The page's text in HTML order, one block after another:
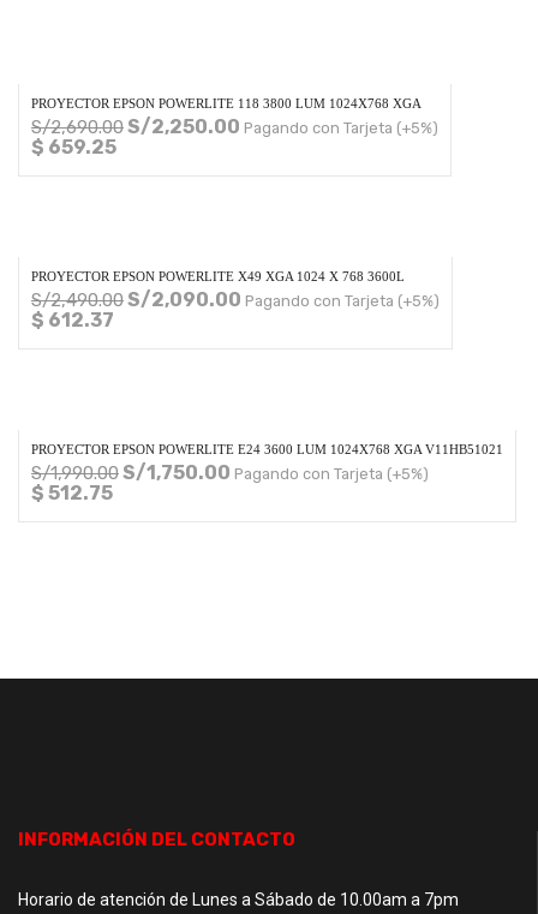
PROYECTOR EPSON POWERLITE 118 3800 LUM 1024X768 XGA
S/2,690.00S/2,250.00 Pagando con Tarjeta (+5%)
$ 659.25
PROYECTOR EPSON POWERLITE X49 XGA 1024 X 768 3600L
S/2,490.00S/2,090.00 Pagando con Tarjeta (+5%)
$ 612.37
PROYECTOR EPSON POWERLITE E24 3600 LUM 1024X768 XGA V11HB51021
S/1,990.00S/1,750.00 Pagando con Tarjeta (+5%)
$ 512.75
INFORMACIÓN DEL CONTACTO
Horario de atención de Lunes a Sábado de 10.00am a 7pm